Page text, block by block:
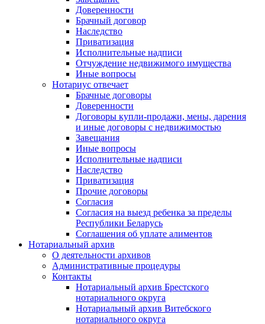
Доверенности
Брачный договор
Наследство
Приватизация
Исполнительные надписи
Отчуждение недвижимого имущества
Иные вопросы
Нотариус отвечает
Брачные договоры
Доверенности
Договоры купли-продажи, мены, дарения
и иные договоры с недвижимостью
Завещания
Иные вопросы
Исполнительные надписи
Наследство
Приватизация
Прочие договоры
Согласия
Согласия на выезд ребенка за пределы
Республики Беларусь
Соглашения об уплате алиментов
Нотариальный архив
О деятельности архивов
Административные процедуры
Контакты
Нотариальный архив Брестского
нотариального округа
Нотариальный архив Витебского
нотариального округа